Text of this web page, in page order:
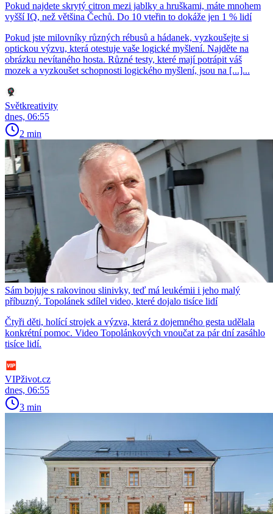
Pokud najdete skrytý citron mezi jablky a hruškami, máte mnohem
vyšší IQ, než většina Čechů. Do 10 vteřin to dokáže jen 1 % lidí
Pokud jste milovníky různých rébusů a hádanek, vyzkoušejte si
optickou výzvu, která otestuje vaše logické myšlení. Najděte na
obrázku nevítaného hosta. Různé testy, které mají potrápit váš
mozek a vyzkoušet schopnosti logického myšlení, jsou na [...]...
Světkreativity
dnes, 06:55
2 min
Sám bojuje s rakovinou slinivky, teď má leukémii i jeho malý
příbuzný. Topolánek sdílel video, které dojalo tisíce lidí
Čtyři děti, holící strojek a výzva, která z dojemného gesta udělala
konkrétní pomoc. Video Topolánkových vnoučat za pár dní zasáhlo
tisíce lidí.
VIPživot.cz
dnes, 06:55
3 min